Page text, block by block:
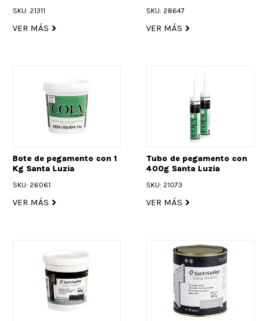
SKU: 21311
VER MÁS
SKU: 28647
VER MÁS
Bote de pegamento con 1
Kg Santa Luzia
SKU: 26061
VER MÁS
Tubo de pegamento con
400g Santa Luzia
SKU: 21073
VER MÁS